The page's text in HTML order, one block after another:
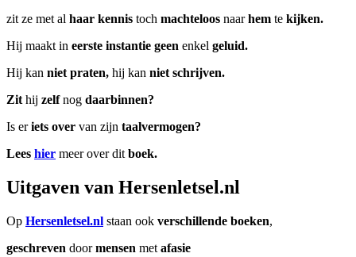
zit ze met al haar kennis toch machteloos naarhem te kijken.
Hij maakt in eerste instantie geen enkel geluid.
Hij kan niet praten, hij kan niet schrijven.
Zit hij zelfnog daarbinnen?
Is eriets over van zijn taalvermogen?
Lees hier meer over dit boek.
Uitgaven van Hersenletsel.nl
Op Hersenletsel.nl staan ook verschillende boeken,
geschreven doormensen met afasie